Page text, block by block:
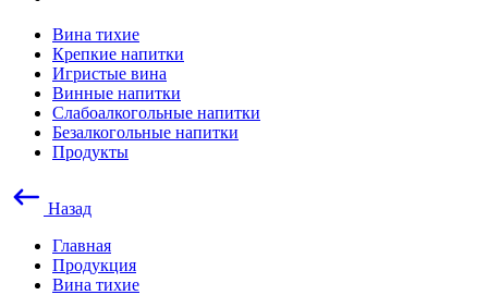
Вина тихие
Крепкие напитки
Игристые вина
Винные напитки
Слабоалкогольные напитки
Безалкогольные напитки
Продукты
Назад
Главная
Продукция
Вина тихие